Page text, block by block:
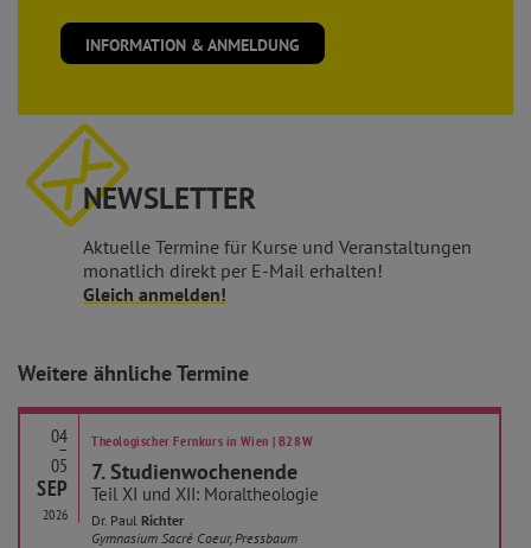
INFORMATION & ANMELDUNG
NEWSLETTER
Aktuelle Termine für Kurse und Veranstaltungen
monatlich direkt per E-Mail erhalten!
Gleich anmelden!
Weitere ähnliche Termine
04
–
05
SEP
2026
Theologischer Fernkurs in Wien | B28W
7. Studienwochenende
Teil XI und XII: Moraltheologie
Dr. Paul Richter
Gymnasium Sacré Coeur, Pressbaum